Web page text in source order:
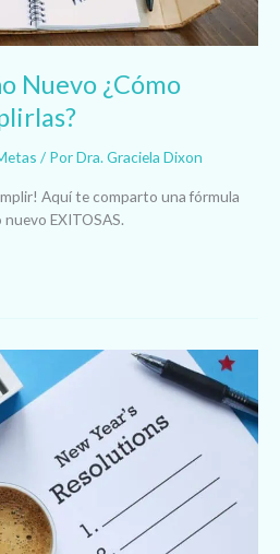
Nuevo ¿Cómo
/ PorDra. Graciela Dixon
Aquí te comparto una fórmula
EXITOSAS.